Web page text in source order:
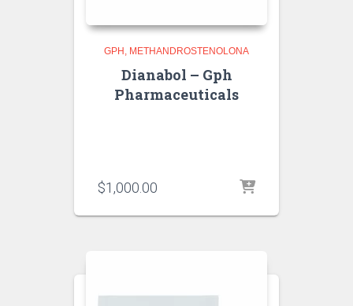
GPH METHANDROSTENOLONA
Dianabol – Gph
Pharmaceuticals
$1,000.00